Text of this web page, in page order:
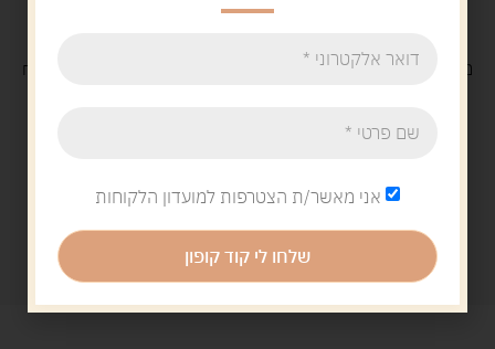
משלוח חינםבקנייה מעל 329 ש"ח
אני מאשר/ת הצטרפות למועדון הלקוחות
שלחו לי קוד קופון